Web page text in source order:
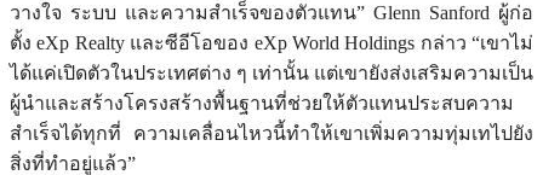
วางใจ ระบบ และความสำเร็จของตัวแทน” Glenn Sanford ผู้ก่อ
ตั้ง eXp Realty และซีอีโอของ eXp World Holdings กล่าว “เขาไม่
ได้แค่เปิดตัวในประเทศต่าง ๆ เท่านั้น แต่เขายังส่งเสริมความเป็น
ผู้นำและสร้างโครงสร้างพื้นฐานที่ช่วยให้ตัวแทนประสบความ
สำเร็จได้ทุกที่ ความเคลื่อนไหวนี้ทำให้เขาเพิ่มความทุ่มเทไปยัง
สิ่งที่ทำอยู่แล้ว”